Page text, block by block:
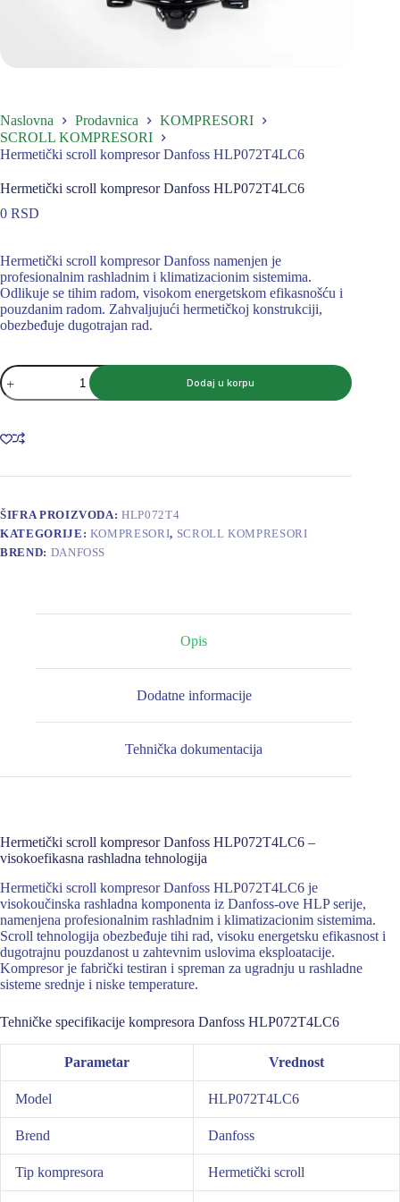
Naslovna Prodavnica
KOMPRESORI
SCROLL KOMPRESORI
Hermetički scroll kompresor Danfoss HLP072T4LC6
Hermetički scroll kompresor Danfoss HLP072T4LC6
0 RSD
Hermetički scroll kompresor Danfoss namenjen je
profesionalnim rashladnim i klimatizacionim sistemima.
Odlikuje se tihim radom, visokom energetskom efikasnošću i
pouzdanim radom. Zahvaljujući hermetičkoj konstrukciji,
obezbeđuje dugotrajan rad.
Hermetički
scroll
kompresor
HLP072T4LC6
količina
Dodaj u korpu
ŠIFRA PROIZVODA:HLP072T4
KATEGORIJE: KOMPRESORI, SCROLL KOMPRESORI
BREND: DANFOSS
Opis
Dodatne informacije
Tehnička dokumentacija
Hermetički scroll kompresor Danfoss HLP072T4LC6 –
visokoefikasna rashladna tehnologija
Hermetički scroll kompresor Danfoss HLP072T4LC6 je
visokoučinska rashladna komponenta iz Danfoss-ove HLP serije,
namenjena profesionalnim rashladnim i klimatizacionim sistemima.
Scroll tehnologija obezbeđuje tihi rad, visoku energetsku efikasnost i
dugotrajnu pouzdanost u zahtevnim uslovima eksploatacije.
Kompresor je fabrički testiran i spreman za ugradnju u rashladne
sisteme srednje i niske temperature.
Tehničke specifikacije kompresora Danfoss HLP072T4LC6
Parametar Vrednost
Model HLP072T4LC6
Brend Danfoss
Tip kompresora Hermetički scroll